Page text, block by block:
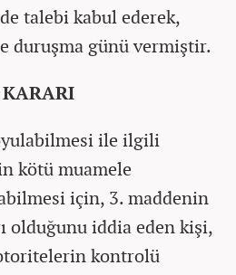
talebi kabul ederek,
duruşma günü vermiştir.
ile ilgili
kötü muamele
için, 3. maddenin
olduğunu iddia eden kişi,
kontrolü